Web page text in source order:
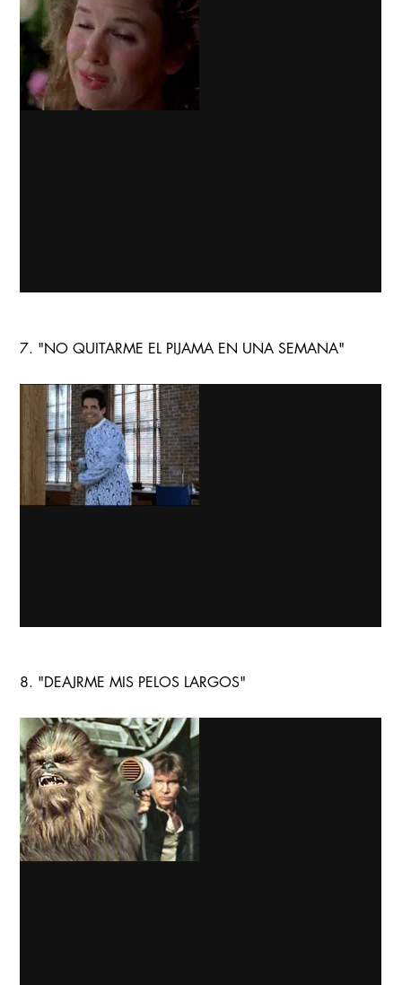
7. "NO QUITARME EL PIJAMA EN UNA SEMANA"
8. "DEAJRME MIS PELOS LARGOS"